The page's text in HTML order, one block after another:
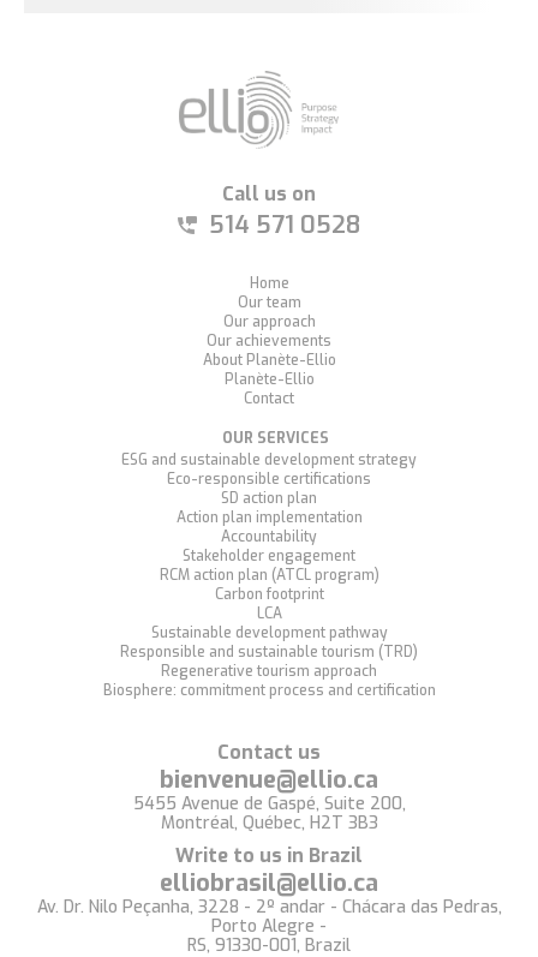
Call us on
514 571 0528
Home
Our team
Our approach
Our achievements
About Planète-Ellio
Planète-Ellio
Contact
OUR SERVICES
ESG and sustainable development strategy
Eco-responsible certifications
SD action plan
Action plan implementation
Accountability
Stakeholder engagement
RCM action plan (ATCL program)
Carbon footprint
LCA
Sustainable development pathway
Responsible and sustainable tourism (TRD)
Regenerative tourism approach
Biosphere: commitment process and certification
Contact us
bienvenue@ellio.ca
5455 Avenue de Gaspé, Suite 200,
Montréal, Québec, H2T 3B3
Write to us in Brazil
elliobrasil@ellio.ca
Av. Dr. Nilo Peçanha, 3228 - 2º andar - Chácara das Pedras,
Porto Alegre -
RS, 91330-001, Brazil